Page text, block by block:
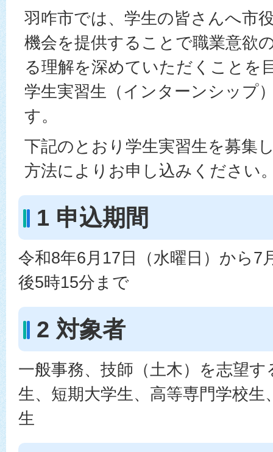
羽咋市では、学生の皆さんへ市
機会を提供することで職業意欲
る理解を深めていただくことを
学生実習生（インターンシップ
す。
下記のとおり学生実習生を募集
方法によりお申し込みください
1 申込期間
令和8年6月17日（水曜日）から7
後5時15分まで
2 対象者
一般事務、技師（土木）を志望す
生、短期大学生、高等専門学校生
生